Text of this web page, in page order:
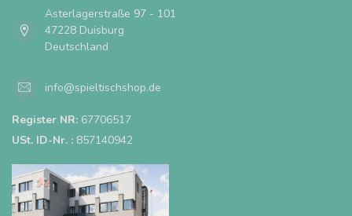
Asterlagerstraße 97 - 101
47228 Duisburg
Deutschland
info@spieltischshop.de
Register NR: 67706517
USt. ID-Nr. : 857140942